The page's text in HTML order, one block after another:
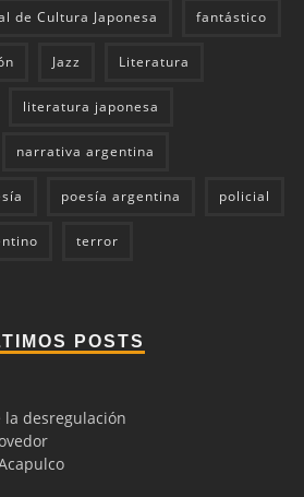
de Cultura Japonesa fantástico
Jazz Literatura
literatura japonesa
narrativa argentina
poesía argentina policial
terror
POSTS
desregulación